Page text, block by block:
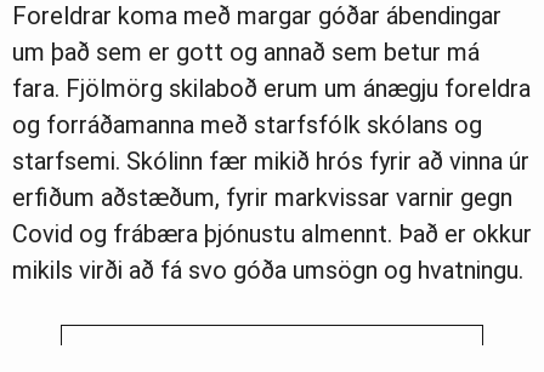
Foreldrar koma með margar góðar ábendingar
um það sem er gott og annað sem betur má
fara. Fjölmörg skilaboð erum um ánægju foreldra
og forráðamanna með starfsfólk skólans og
starfsemi. Skólinn fær mikið hrós fyrir að vinna úr
erfiðum aðstæðum, fyrir markvissar varnir gegn
Covid og frábæra þjónustu almennt. Það er okkur
mikils virði að fá svo góða umsögn og hvatningu.